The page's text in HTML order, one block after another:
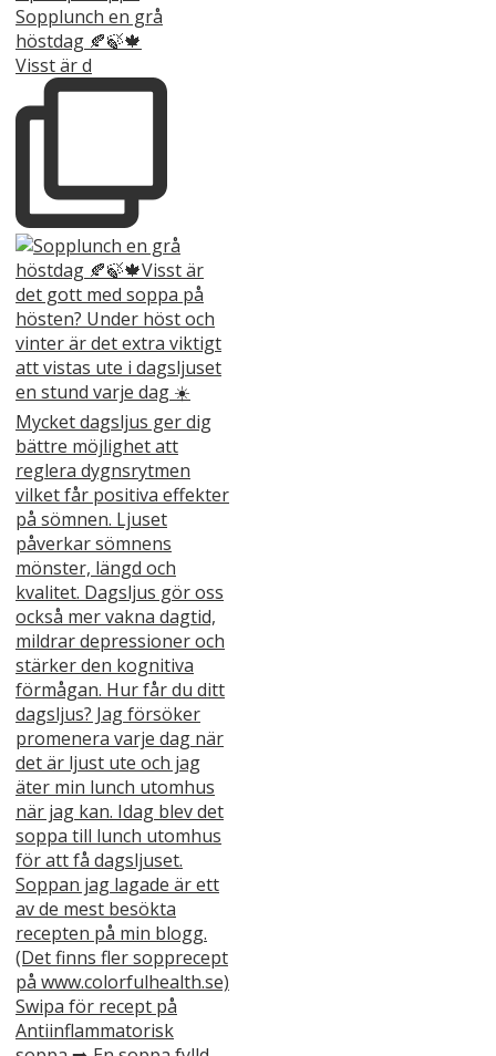
Sopplunch en grå
höstdag 🍂🍃🍁
Visst är d